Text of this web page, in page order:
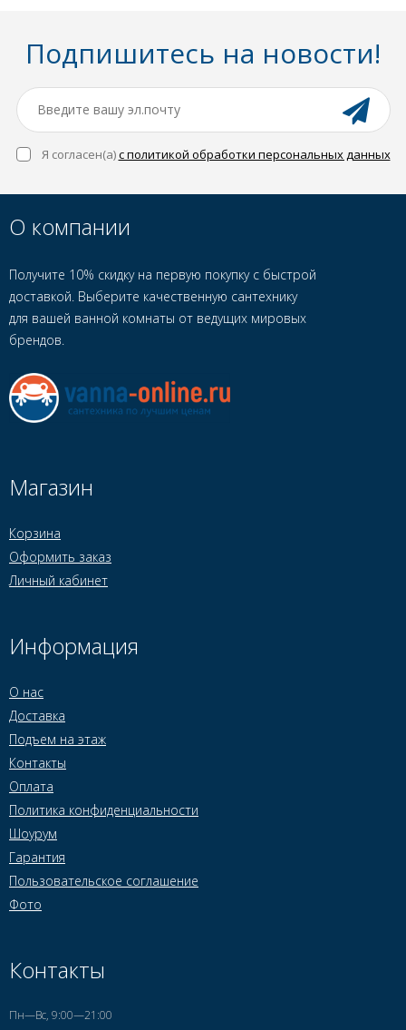
Подпишитесь на новости!
Я согласен(a)с политикой обработки персональных данных
О компании
Получите 10% скидку на первую покупку с быстрой
доставкой. Выберите качественную сантехнику
для вашей ванной комнаты от ведущих мировых
брендов.
Магазин
Корзина
Оформить заказ
Личный кабинет
Информация
О нас
Доставка
Подъем на этаж
Контакты
Оплата
Политика конфиденциальности
Шоурум
Гарантия
Пользовательское соглашение
Фото
Контакты
Пн—Вс, 9:00—21:00